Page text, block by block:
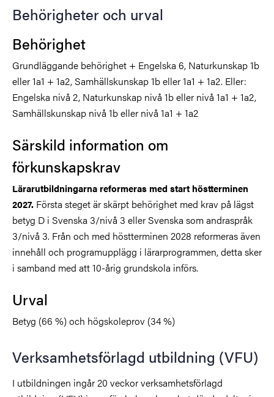
Behörigheter och urval
Behörighet
Grundläggande behörighet + Engelska 6, Naturkunskap 1b
eller 1a1 + 1a2, Samhällskunskap 1b eller 1a1 + 1a2. Eller:
Engelska nivå 2, Naturkunskap nivå 1b eller nivå 1a1 + 1a2,
Samhällskunskap nivå 1b eller nivå 1a1 + 1a2
Särskild information om
förkunskapskrav
Lärarutbildningarna reformeras med start höstterminen
2027. Första steget är skärpt behörighet med krav på lägst
betyg D i Svenska 3/nivå 3 eller Svenska som andraspråk
3/nivå 3. Från och med höstterminen 2028 reformeras även
innehåll och programupplägg i lärarprogrammen, detta sker
i samband med att 10-årig grundskola införs.
Urval
Betyg (66 %) och högskoleprov (34 %)
Verksamhetsförlagd utbildning (VFU)
I utbildningen ingår 20 veckor verksamhetsförlagd